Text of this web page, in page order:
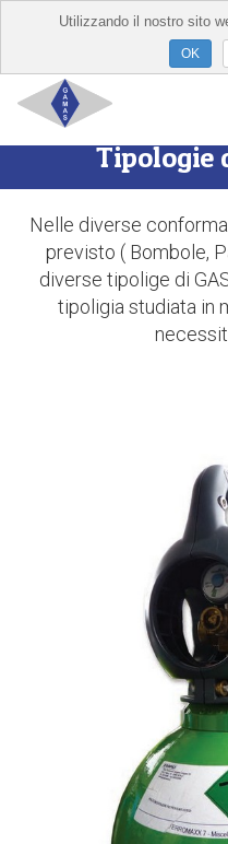
Tipologie
Nelle diverse
previsto ( Bombole,
diverse tipolige di
tipoligia studiata in
Utilizzando il nostro sito